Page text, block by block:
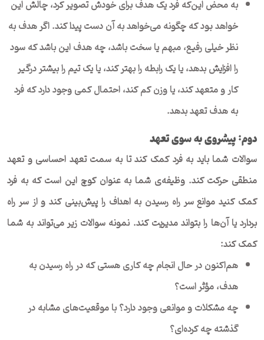
به محض این‌که فرد یک هدف برای خودش تصویر کرد، چالش این
خواهد بود که چگونه می‌خواهد به آن دست پیدا کند. اگر هدف به
نظر خیلی رفیع، مبهم یا سخت باشد، چه هدف این باشد که سود
را افزایش بدهد، یا یک رابطه را بهتر کند، یا یک تیم را بیشتر درگیر
کار و متعهد کند، یا وزن کم کند، احتمال کمی وجود دارد که فرد
به هدف تعهد بدهد.
دوم: پیشروی به سوی تعهد
سوالات شما باید به فرد کمک کند تا به سمت تعهد احساسی و تعهد
منطقی حرکت کند. وظیفه‌ی شما به عنوان کوچ این است که به فرد
کمک کنید موانع سر راه رسیدن به اهداف را پیش‌بینی کند و از سر راه
بردارد یا آن‌ها را بتواند مدیریت کند. نمونه سوالات زیر می‌تواند به شما
کمک کند:
هم‌اکنون در حال انجام چه کاری هستی که در راه رسیدن به
هدف، مؤثر است؟
چه مشکلات و موانعی وجود دارد؟ با موقعیت‌های مشابه در
گذشته چه کرده‌ای؟